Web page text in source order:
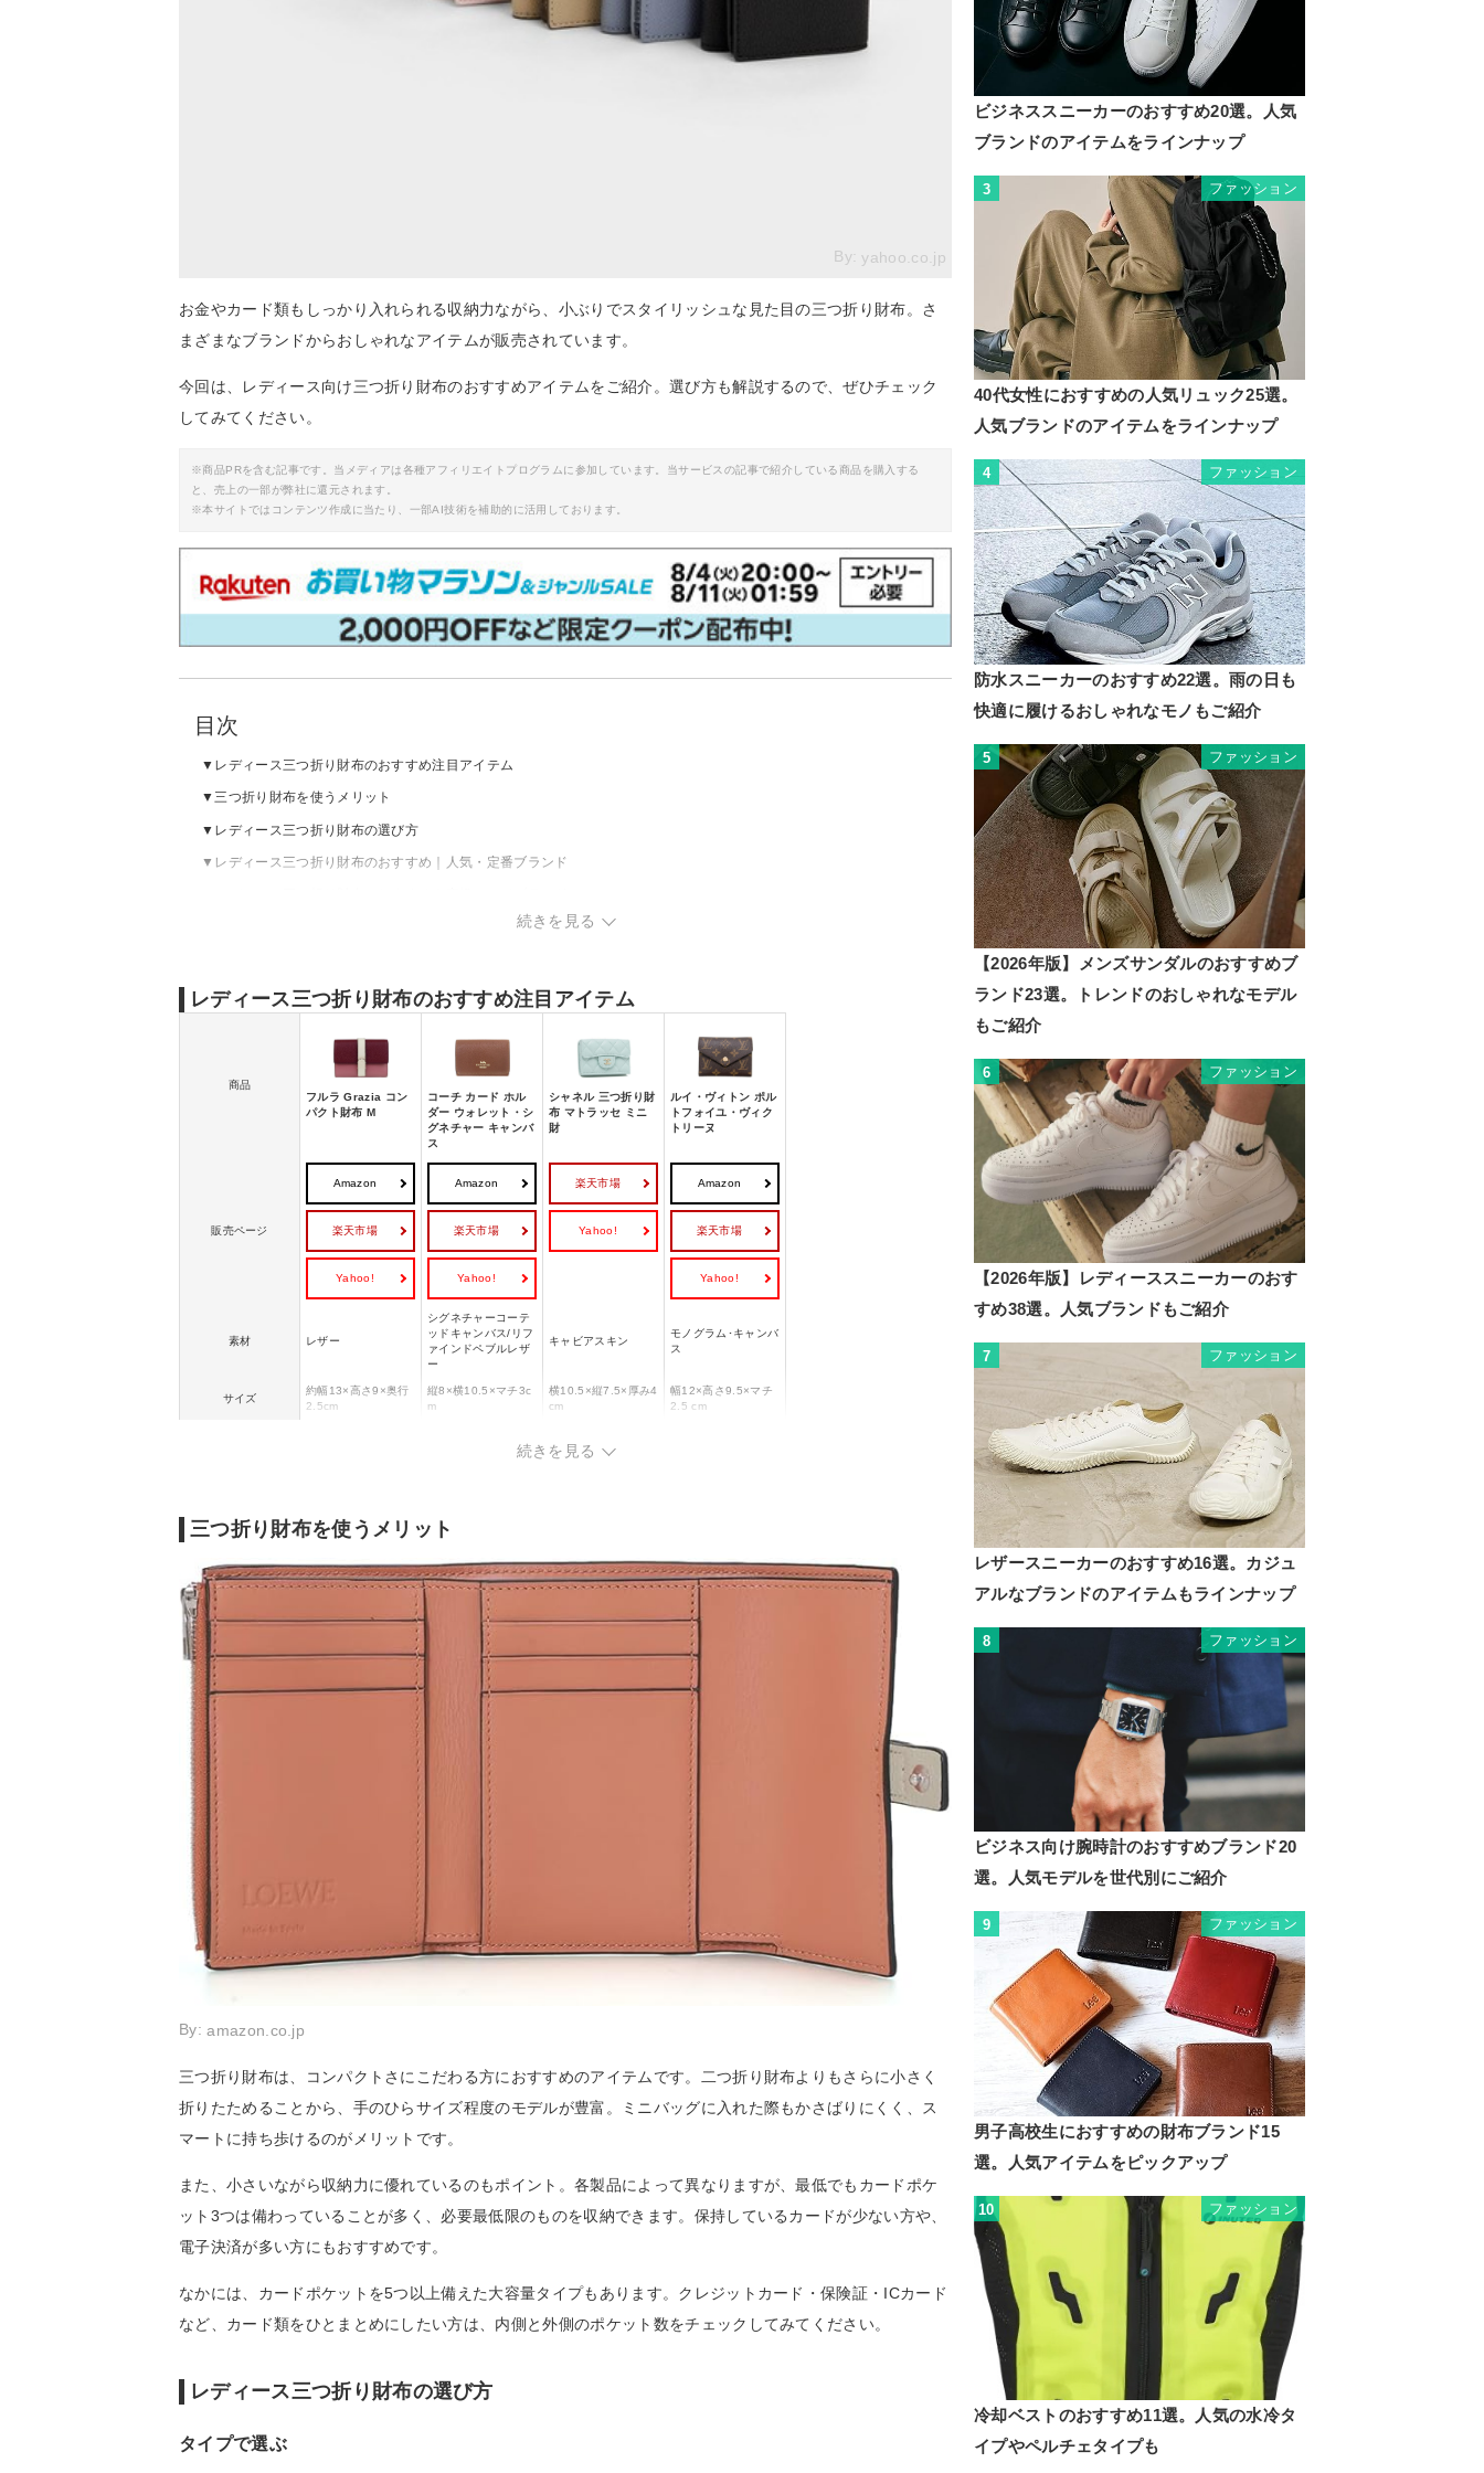
By:yahoo.co.jp
お金やカード類もしっかり入れられる収納力ながら、小ぶりでスタイリッシュな見た目の三つ折り財布。さ
まざまなブランドからおしゃれなアイテムが販売されています。
今回は、レディース向け三つ折り財布のおすすめアイテムをご紹介。選び方も解説するので、ぜひチェック
してみてください。
※商品PRを含む記事です。当メディアは各種アフィリエイトプログラムに参加しています。当サービスの記事で紹介している商品を購入する
と、売上の一部が弊社に還元されます。
※本サイトではコンテンツ作成に当たり、一部AI技術を補助的に活用しております。
目次
レディース三つ折り財布のおすすめ注目アイテム
三つ折り財布を使うメリット
レディース三つ折り財布の選び方
レディース三つ折り財布のおすすめ｜人気・定番ブランド
レディース三つ折り財布の売れ筋ランキングをチェック続きを見る
レディース三つ折り財布のおすすめ注目アイテム
商品
フルラ Grazia コン
パクト財布 M
コーチ カード ホル
ダー ウォレット・シ
グネチャー キャンバ
ス
シャネル 三つ折り財
布 マトラッセ ミニ
財
ルイ・ヴィトン ポル
トフォイユ・ヴィク
トリーヌ
販売ページ
Amazon
楽天市場
Yahoo!
Amazon
楽天市場
Yahoo!
楽天市場
Yahoo!
Amazon
楽天市場
Yahoo!
素材 レザー
シグネチャーコーテ
ッドキャンバス/リフ
ァインドペブルレザ
ー
キャビアスキン
モノグラム･キャンバ
ス
サイズ
約幅13×高さ9×奥行
2.5cm
縦8×横10.5×マチ3c
m
横10.5×縦7.5×厚み4
cm
幅12×高さ9.5×マチ
2.5 cm
ーとカラフルなパー
ツがアクセント
・爽やかなパステル
カラー
続きを見る
三つ折り財布を使うメリット
By:amazon.co.jp
三つ折り財布は、コンパクトさにこだわる方におすすめのアイテムです。二つ折り財布よりもさらに小さく
折りたためることから、手のひらサイズ程度のモデルが豊富。ミニバッグに入れた際もかさばりにくく、ス
マートに持ち歩けるのがメリットです。
また、小さいながら収納力に優れているのもポイント。各製品によって異なりますが、最低でもカードポケ
ット3つは備わっていることが多く、必要最低限のものを収納できます。保持しているカードが少ない方や、
電子決済が多い方にもおすすめです。
なかには、カードポケットを5つ以上備えた大容量タイプもあります。クレジットカード・保険証・ICカード
など、カード類をひとまとめにしたい方は、内側と外側のポケット数をチェックしてみてください。
レディース三つ折り財布の選び方
タイプで選ぶ
ビジネススニーカーのおすすめ20選。人気
ブランドのアイテムをラインナップ
3 ファッション
40代女性におすすめの人気リュック25選。
人気ブランドのアイテムをラインナップ
4 ファッション
防水スニーカーのおすすめ22選。雨の日も
快適に履けるおしゃれなモノもご紹介
5 ファッション
【2026年版】メンズサンダルのおすすめブ
ランド23選。トレンドのおしゃれなモデル
もご紹介
6 ファッション
【2026年版】レディーススニーカーのおす
すめ38選。人気ブランドもご紹介
7 ファッション
レザースニーカーのおすすめ16選。カジュ
アルなブランドのアイテムもラインナップ
8 ファッション
ビジネス向け腕時計のおすすめブランド20
選。人気モデルを世代別にご紹介
9 ファッション
男子高校生におすすめの財布ブランド15
選。人気アイテムをピックアップ
10 ファッション
冷却ベストのおすすめ11選。人気の水冷タ
イプやペルチェタイプも